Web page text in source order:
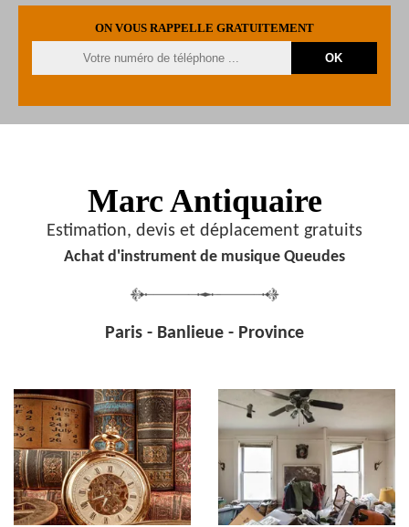
ON VOUS RAPPELLE GRATUITEMENT
Marc Antiquaire
Estimation, devis et déplacement gratuits
Achat d'instrument de musique Queudes
Paris - Banlieue - Province